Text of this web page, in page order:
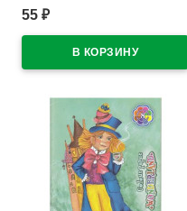
штук в наборе арт Т50-10
55 ₽